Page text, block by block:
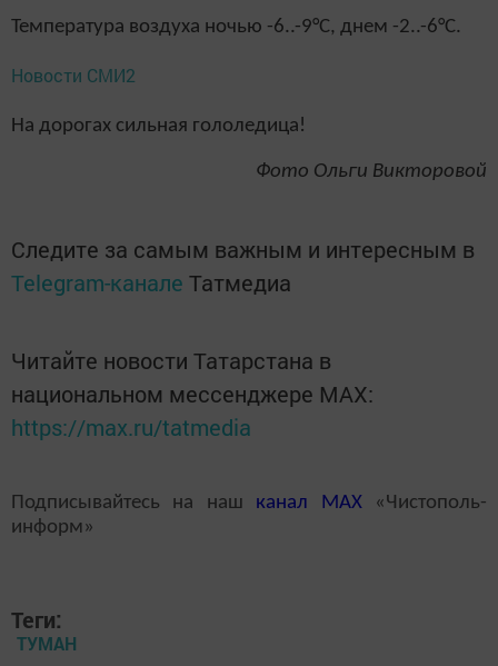
Температура воздуха ночью -6..-9°С, днем -2..-6°С.
Новости СМИ2
На дорогах сильная гололедица!
Фото Ольги Викторовой
Следите за самым важным и интересным в
Telegram-канале Татмедиа
Читайте новости Татарстана в
национальном мессенджере MАХ:
https://max.ru/tatmedia
Подписывайтесь на наш канал MAX«Чистополь-
информ»
Теги:
ТУМАН